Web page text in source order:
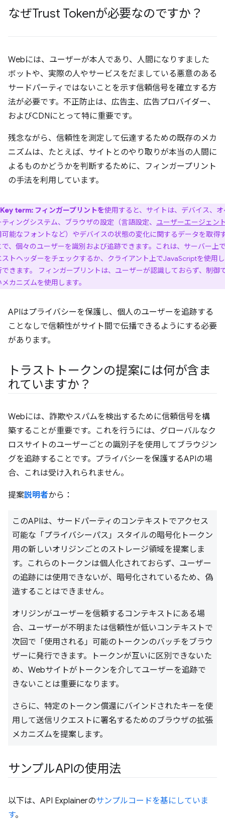
なぜTrust Tokenが必要なのですか？
Webには、ユーザーが本人であり、人間になりすました
ボットや、実際の人やサービスをだましている悪意のある
サードパーティではないことを示す信頼信号を確立する方
法が必要です。不正防止は、広告主、広告プロバイダー、
およびCDNにとって特に重要です。
残念ながら、信頼性を測定して伝達するための既存のメカ
ニズムは、たとえば、サイトとのやり取りが本当の人間に
よるものかどうかを判断するために、フィンガープリント
の手法を利用しています。
Key term: フィンガープリントを使用すると、サイトは、デバイス、
ィングシステム、ブラウザの設定（言語設定、 ユーザーエージェン
可能なフォントなど）やデバイスの状態の変化に関するデータを取得
で、個々のユーザーを識別および追跡できます。これは、サーバー上
ストヘッダーをチェックするか、クライアント上でJavaScriptを使用
できます。 フィンガープリントは、ユーザーが認識しておらず、制御
カニズムを使用します。
APIはプライバシーを保護し、個人のユーザーを追跡する
ことなしで信頼性がサイト間で伝播できるようにする必要
があります。
トラストトークンの提案には何が含ま
れていますか？
Webには、詐欺やスパムを検出するために信頼信号を構
築することが重要です。これを行うには、グローバルなク
ロスサイトのユーザーごとの識別子を使用してブラウジン
グを追跡することです。プライバシーを保護するAPIの場
合、これは受け入れられません。
提案説明者から：
このAPIは、サードパーティのコンテキストでアクセス
可能な「プライバシーパス」スタイルの暗号化トークン
用の新しいオリジンごとのストレージ領域を提案しま
す。これらのトークンは個人化されておらず、ユーザー
の追跡には使用できないが、暗号化されているため、偽
造することはできません。
オリジンがユーザーを信頼するコンテキストにある場
合、ユーザーが不明または信頼性が低いコンテキストで
次回で「使用される」可能のトークンのバッチをブラウ
ザーに発行できます。トークンが互いに区別できないた
め、Webサイトがトークンを介してユーザーを追跡で
きないことは重要になります。
さらに、特定のトークン償還にバインドされたキーを使
用して送信リクエストに署名するためのブラウザの拡張
メカニズムを提案します。
サンプルAPIの使用法
以下は、API Explainerのサンプルコードを基にしていま
す。